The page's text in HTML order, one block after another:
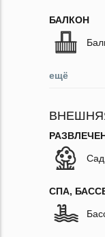
БАЛКОН
ещё
Сад
СПА,